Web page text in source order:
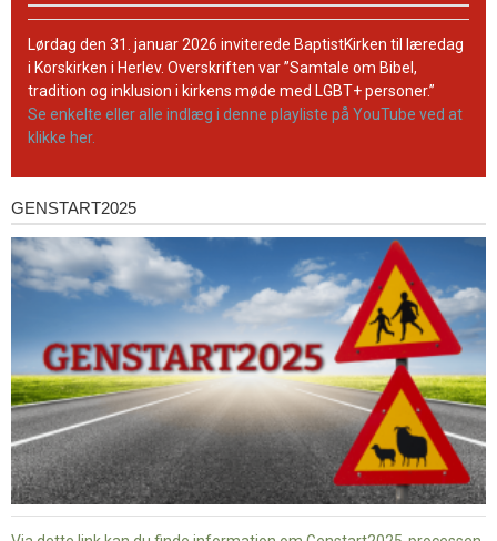
BaptistKirkens
YouTube-
kanal
Lørdag den 31. januar 2026 inviterede BaptistKirken til læredag
i Korskirken i Herlev. Overskriften var ”Samtale om Bibel,
tradition og inklusion i kirkens møde med LGBT+ personer.”
Se enkelte eller alle indlæg i denne playliste på YouTube ved at
klikke her.
Genstart2025
GENSTART2025